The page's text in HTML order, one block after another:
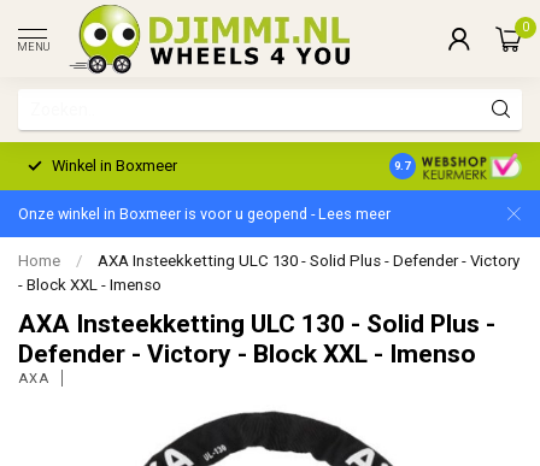
MENU
0
Winkel in Boxmeer 2 Jaar Garantie
9.7
Onze winkel in Boxmeer is voor u geopend - Lees meer
Home /
AXA Insteekketting ULC 130 - Solid Plus - Defender - Victory
- Block XXL - Imenso
AXA Insteekketting ULC 130 - Solid Plus -
Defender - Victory - Block XXL - Imenso
AXA